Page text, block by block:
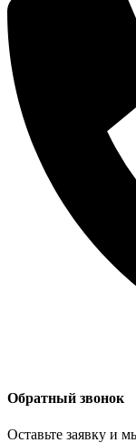
Обратный звонок
Оставьте заявку и